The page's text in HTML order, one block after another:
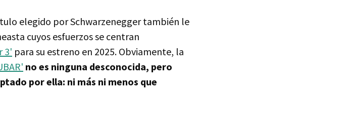
elegido por Schwarzenegger también le
cuyos esfuerzos se centran
3' para su estreno en 2025. Obviamente, la
no es ninguna desconocida, pero
por ella: ni más ni menos que